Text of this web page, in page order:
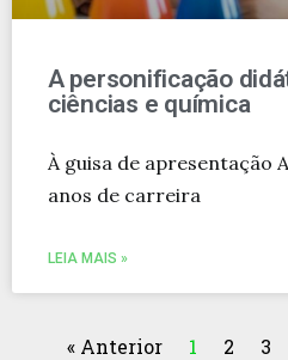
A personificação
ciências e química
À guisa de apresentação
anos de carreira
LEIA MAIS »
« Anterior 1 2 3